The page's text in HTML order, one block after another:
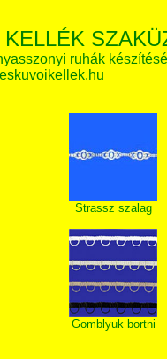
ruhák
Strassz szalag
Gomblyuk bortni